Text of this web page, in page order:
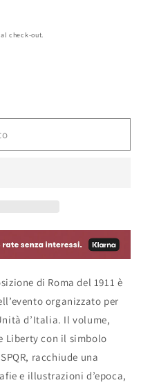
check-out.
di Roma del 1911 è
organizzato per
d’Italia. Il volume,
Liberty con il simbolo
racchiude una
e illustrazioni d’epoca,